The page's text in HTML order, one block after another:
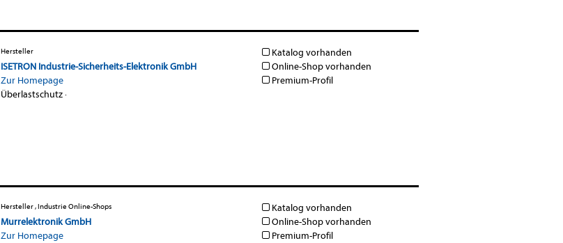
Hersteller
ISETRON Industrie-Sicherheits-Elektronik GmbH
Zur Homepage
Überlastschutz·
Katalog vorhanden
Online-Shop vorhanden
Premium-Profil
Hersteller , Industrie Online-Shops
Murrelektronik GmbH
Zur Homepage
Katalog vorhanden
Online-Shop vorhanden
Premium-Profil